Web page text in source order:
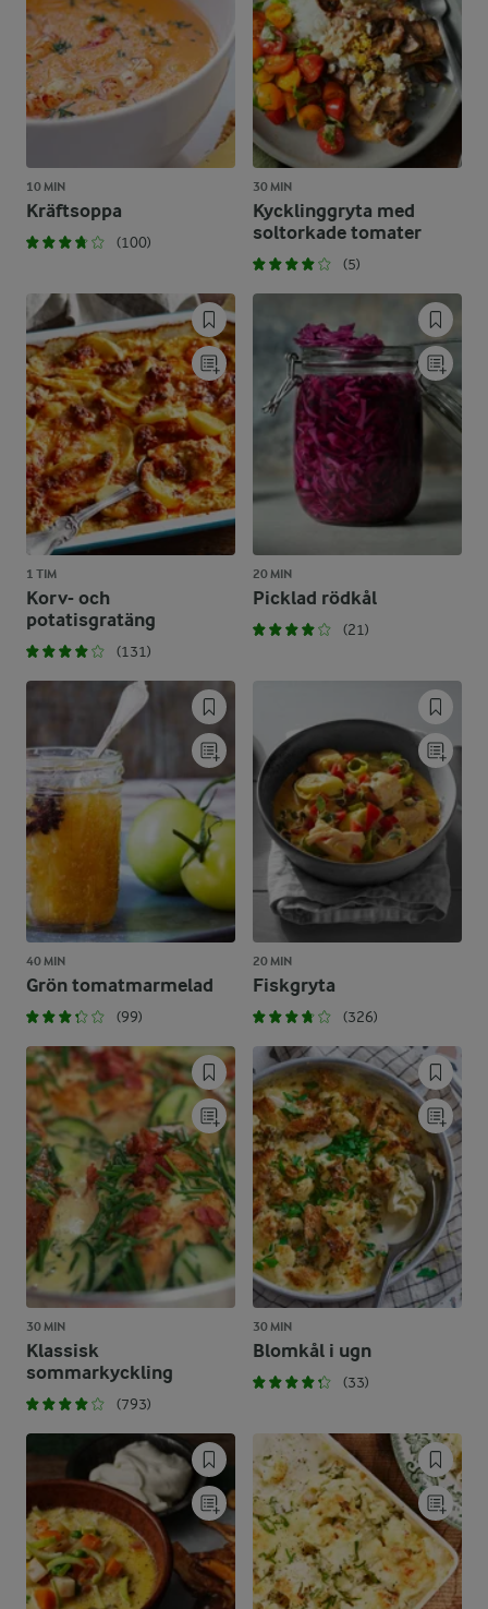
10 MIN
Kräftsoppa
(100)
30 MIN
Kycklinggryta med
soltorkade tomater
(5)
1 TIM
Korv- och
potatisgratäng
(131)
20 MIN
Picklad rödkål
(21)
40 MIN
Grön tomatmarmelad
(99)
20 MIN
Fiskgryta
(326)
30 MIN
Klassisk
sommarkyckling
(793)
30 MIN
Blomkål i ugn
(33)